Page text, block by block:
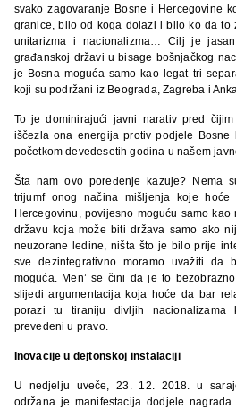
svako zagovaranje Bosne i Hercegovine
granice, bilo od koga dolazi i bilo ko da to
unitarizma i nacionalizma… Cilj je
građanskoj državi u bisage bošnjačkog
je Bosna moguća samo kao legat tri
koji su podržani iz Beograda, Zagreba i
To je dominirajući javni narativ pred
iščezla ona energija protiv podjele Bosne
početkom devedesetih godina u našem
Šta nam ovo poređenje kazuje? Nema
trijumf onog načina mišljenja koje
Hercegovinu, povijesno moguću samo
državu koja može biti država samo ako
neuzorane ledine, ništa što je bilo prije
sve dezintegrativno moramo uvažiti da
moguća. Men’ se čini da je to
slijedi argumentacija koja hoće da bar
porazi tu tiraniju divljih
prevedeni u pravo.
Inovacije u dejtonskoj instalaciji
U nedjelju uveče, 23. 12. 2018. u
održana je manifestacija dodjele nagrada